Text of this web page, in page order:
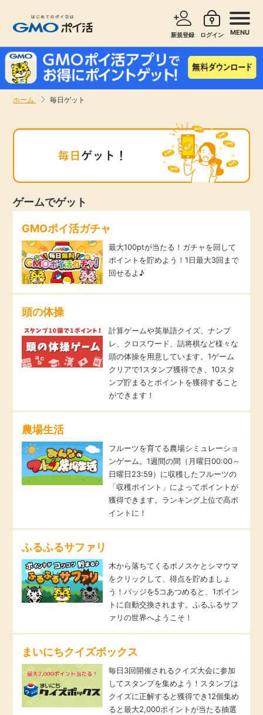
新規登録 ログイン MENU
ホーム 毎日ゲット
高還元
即日還元
アンケート
買い物
ポイ活お得情報
お友達紹介
特集一覧
ヘルプセンター
サービスで探す ショッピングで探す
無料サービス
エンタメ
暮らし
引っ越し
買取・査定
学び
美容・健康
月額有料サービス
銀行・金融・投資
ゲームでゲット
GMOポイ活ガチャ
最大100ptが当たる！ガチャを回して
ポイントを貯めよう！1日最大3回まで
回せるよ♪
頭の体操
計算ゲームや英単語クイズ、ナンプ
レ、クロスワード、詰将棋など様々な
頭の体操を用意しています。1ゲーム
クリアで1スタンプ獲得でき、10スタ
ンプ貯まるとポイントを獲得すること
ができます！
農場生活
フルーツを育てる農場シミュレーショ
ンゲーム。1週間の間（月曜日00:00～
日曜日23:59）に収穫したフルーツの
「収穫ポイント」によってポイントが
獲得できます。ランキング上位で高ポ
イントに！
ふるふるサファリ
木から落ちてくるポノスケとシマウマ
をクリックして、得点を貯めましょ
う！バッジを5コあつめると、1ポイン
トに自動交換されます。ふるふるサフ
ァリの世界へようこそ！
まいにちクイズボックス
毎日3回開催されるクイズ大会に参加
してスタンプを集めよう！スタンプは
クイズに正解すると獲得でき12個集め
ると最大2,000ポイントが当たる抽選